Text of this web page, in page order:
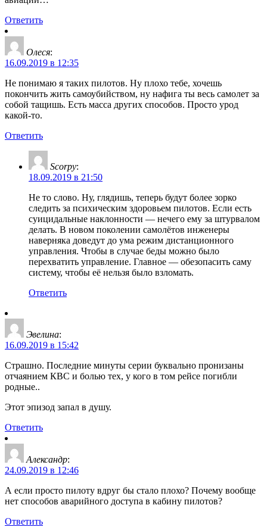
Ответить
Олеся:
16.09.2019 в 12:35
Не понимаю я таких пилотов. Ну плохо тебе, хочешь
покончить жить самоубийством, ну нафига ты весь самолет за
собой тащишь. Есть масса других способов. Просто урод
какой-то.
Ответить
Scorpy:
18.09.2019 в 21:50
Не то слово. Ну, глядишь, теперь будут более зорко
следить за психическим здоровьем пилотов. Если есть
суицидальные наклонности — нечего ему за штурвалом
делать. В новом поколении самолётов инженеры
наверняка доведут до ума режим дистанционного
управления. Чтобы в случае беды можно было
перехватить управление. Главное — обезопасить саму
систему, чтобы её нельзя было взломать.
Ответить
Эвелина:
16.09.2019 в 15:42
Страшно. Последние минуты серии буквально пронизаны
отчаянием КВС и болью тех, у кого в том рейсе погибли
родные..
Этот эпизод запал в душу.
Ответить
Александр:
24.09.2019 в 12:46
А если просто пилоту вдруг бы стало плохо? Почему вообще
нет способов аварийного доступа в кабину пилотов?
Ответить